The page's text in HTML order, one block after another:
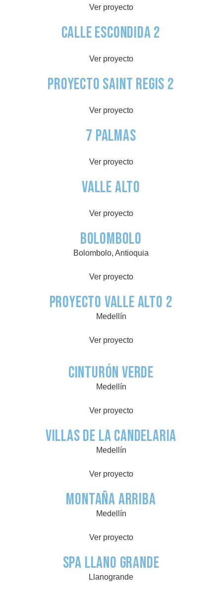
Ver proyecto
Calle Escondida 2
Ver proyecto
Proyecto Saint Regis 2
Ver proyecto
7 Palmas
Ver proyecto
Valle Alto
Ver proyecto
BOLOMBOLO
Bolombolo, Antioquia
Ver proyecto
Proyecto Valle Alto 2
Medellín
Ver proyecto
Cinturón VERDE
Medellín
Ver proyecto
Villas de la candelaria
Medellín
Ver proyecto
Montaña Arriba
Medellín
Ver proyecto
Spa Llano Grande
Llanogrande